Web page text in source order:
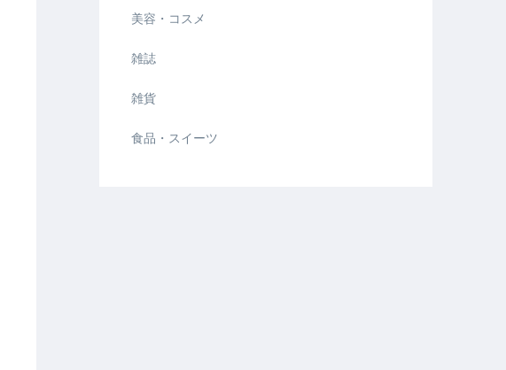
美容・コスメ
雑誌
雑貨
食品・スイーツ